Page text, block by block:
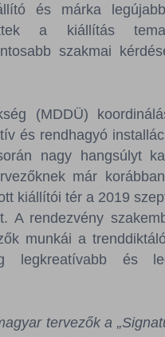
és márka
a kiállítás
szakmai
(MDDÜ)
és rendhagyó
nagy hangsúlyt
már
kiállítói tér a 2019
A rendezvény
munkái a
legkreatívabb és
tervezők a